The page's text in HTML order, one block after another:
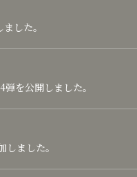
した。
を公開しました。
ました。